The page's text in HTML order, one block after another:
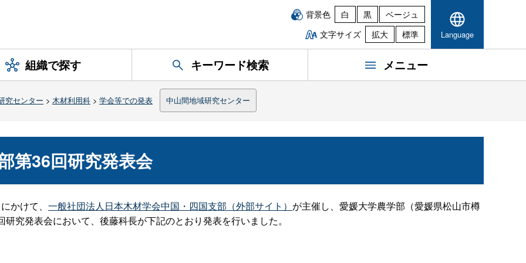
背景色 白 黒
ベージュ
文字サイズ
拡大 標準 Language
組織で探す キーワード検索 メニュー
究センター > 木材利用科 > 学会等での発表 中山間地域研究センター
第36回研究発表会
かけて、 一般社団法人日本木材学会中国・四国支部（外部サイト） が主催し、愛媛大学農学部（愛媛県松山市樽
究発表会において、後藤科長が下記のとおり発表を行いました。